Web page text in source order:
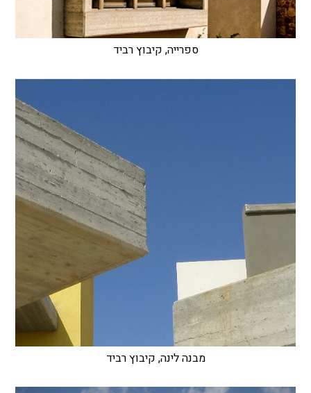
ספרייה, קיבוץ רביד
מבנה לינה, קיבוץ רביד